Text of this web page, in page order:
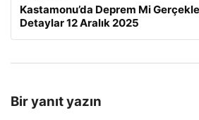
Kastamonu’da Deprem Mi
Detaylar 12 Aralık 2025
Bir yanıt yazın